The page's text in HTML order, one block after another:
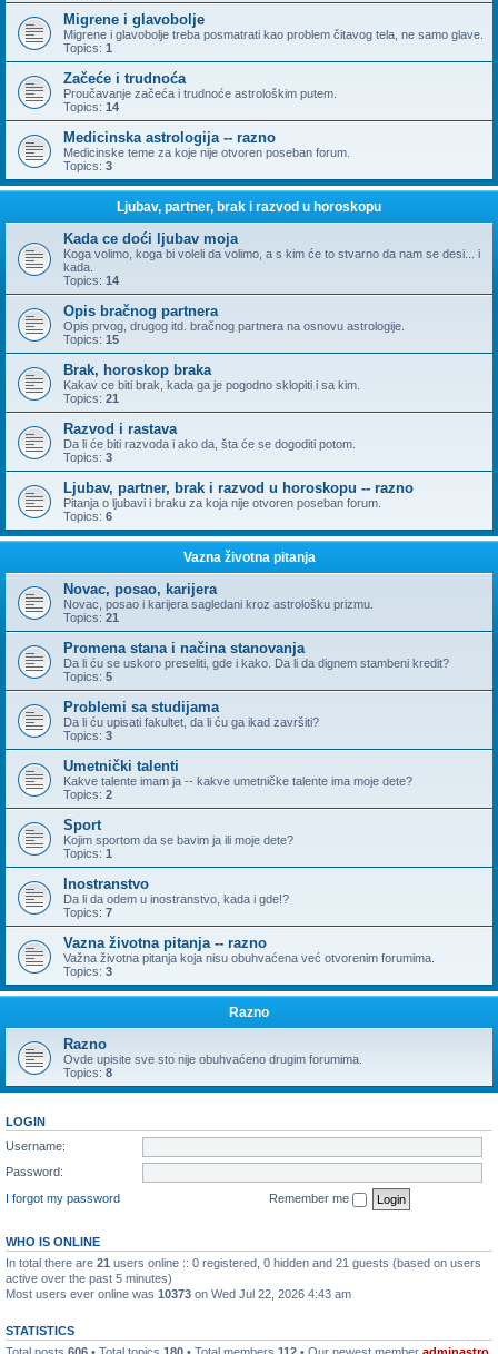
Migrene i glavobolje
Migrene i glavobolje treba posmatrati kao problem čitavog tela, ne samo glave.
Topics: 1
Začeće i trudnoća
Proučavanje začeća i trudnoće astrološkim putem.
Topics: 14
Medicinska astrologija -- razno
Medicinske teme za koje nije otvoren poseban forum.
Topics: 3
Ljubav, partner, brak i razvod u horoskopu
Kada ce doći ljubav moja
Koga volimo, koga bi voleli da volimo, a s kim će to stvarno da nam se desi... i
kada.
Topics: 14
Opis bračnog partnera
Opis prvog, drugog itd. bračnog partnera na osnovu astrologije.
Topics: 15
Brak, horoskop braka
Kakav ce biti brak, kada ga je pogodno sklopiti i sa kim.
Topics: 21
Razvod i rastava
Da li će biti razvoda i ako da, šta će se dogoditi potom.
Topics: 3
Ljubav, partner, brak i razvod u horoskopu -- razno
Pitanja o ljubavi i braku za koja nije otvoren poseban forum.
Topics: 6
Vazna životna pitanja
Novac, posao, karijera
Novac, posao i karijera sagledani kroz astrološku prizmu.
Topics: 21
Promena stana i načina stanovanja
Da li ću se uskoro preseliti, gde i kako. Da li da dignem stambeni kredit?
Topics: 5
Problemi sa studijama
Da li ću upisati fakultet, da li ću ga ikad završiti?
Topics: 3
Umetnički talenti
Kakve talente imam ja -- kakve umetničke talente ima moje dete?
Topics: 2
Sport
Kojim sportom da se bavim ja ili moje dete?
Topics: 1
Inostranstvo
Da li da odem u inostranstvo, kada i gde!?
Topics: 7
Vazna životna pitanja -- razno
Važna životna pitanja koja nisu obuhvaćena već otvorenim forumima.
Topics: 3
Razno
Razno
Ovde upisite sve sto nije obuhvaćeno drugim forumima.
Topics: 8
LOGIN
Username:
Password:
I forgot my password
Remember me
WHO IS ONLINE
In total there are 21 users online :: 0 registered, 0 hidden and 21 guests (based on users
active over the past 5 minutes)
Most users ever online was 10373 on Wed Jul 22, 2026 4:43 am
STATISTICS
Total posts 606 • Total topics 180 • Total members 112 • Our newest member adminastro